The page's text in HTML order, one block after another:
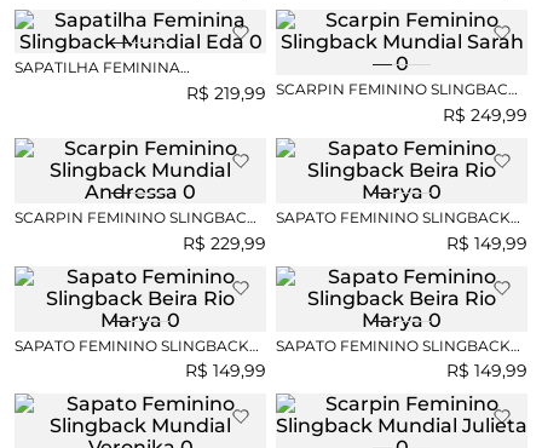
SAPATILHA FEMININA
SLINGBACK MUNDIAL EDA
R$ 219,99 SCARPIN FEMININO SLINGBACK
R$ 249,99
SCARPIN FEMININO SLINGBACK
R$ 229,99
SAPATO FEMININO SLINGBACK
R$ 149,99
SAPATO FEMININO SLINGBACK
R$ 149,99
SAPATO FEMININO SLINGBACK
R$ 149,99